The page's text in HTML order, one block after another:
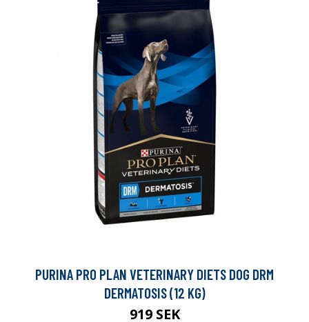
PURINA PRO PLAN VETERINARY DIETS DOG DRM
DERMATOSIS (12 KG)
919 SEK